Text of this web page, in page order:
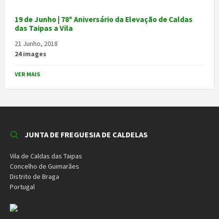
19 de Junho | 78º Aniversário da Elevação de Caldas
das Taipas a Vila
21 Junho, 2018
24 images
VER MAIS
JUNTA DE FREGUESIA DE CALDELAS
Vila de Caldas das Taipas
Concelho de Guimarães
Distrito de Braga
Portugal